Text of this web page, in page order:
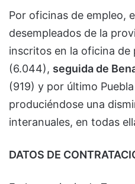
Por oficinas de empleo,
desempleados de la
inscritos en la oficina de
(6.044), seguida de
(919) y por último
produciéndose una
interanuales, en todas
DATOS DE